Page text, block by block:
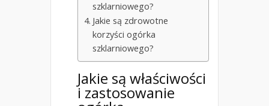
szklarniowego?
Jakie są zdrowotne
korzyści ogórka
szklarniowego?
Jakie są właściwości
i zastosowanie